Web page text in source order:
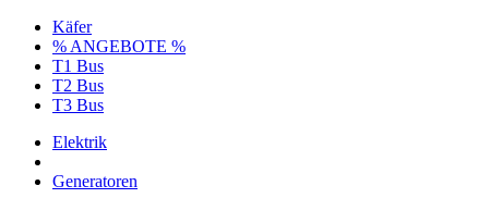
Käfer
% ANGEBOTE %
T1 Bus
T2 Bus
T3 Bus
Elektrik
Generatoren